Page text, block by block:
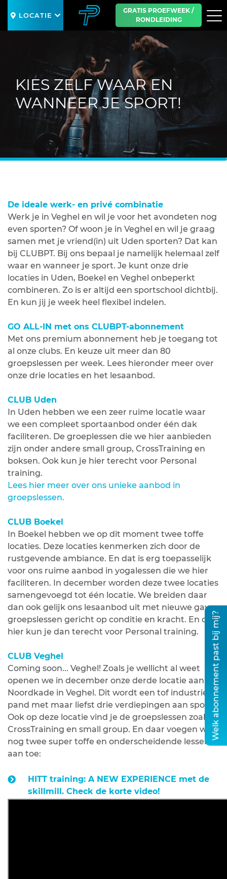
LOCATIE
GRATIS PROEFWEEK /
RONDLEIDING
KIES ZELF WAAR EN
WANNEER JE SPORT!
De ideale werk- en privé combinatie
Werk je in Veghel en wil je voor het avondeten nog
even sporten? Of woon je in Veghel en wil je graag
samen met je vriend(in) uit Uden sporten? Dat kan
bij CLUBPT. Bij ons bepaal je namelijk helemaal zelf
waar en wanneer je sport. Je kunt onze drie
locaties in Uden, Boekel en Veghel onbeperkt
combineren. Zo is er altijd een sportschool dichtbij.
En kun jij je week heel flexibel indelen.
GO ALL-IN met ons CLUBPT-abonnement
Met ons premium abonnement heb je toegang tot
al onze clubs. En keuze uit meer dan 80
groepslessen per week. Lees hieronder meer over
onze drie locaties en het lesaanbod.
CLUB Uden
In Uden hebben we een zeer ruime locatie waar
we een compleet sportaanbod onder één dak
faciliteren. De groeplessen die we hier aanbieden
zijn onder andere small group, CrossTraining en
boksen. Ook kun je hier terecht voor Personal
training.
Lees hier meer over ons unieke aanbod in
groepslessen.
CLUB Boekel
In Boekel hebben we op dit moment twee toffe
locaties. Deze locaties kenmerken zich door de
rustgevende ambiance. En dat is erg toepasselijk
voor ons ruime aanbod in yogalessen die we hier
faciliteren. In december worden deze twee locaties
samengevoegd tot één locatie. We breiden daar
dan ook gelijk ons lesaanbod uit met nieuwe gave
groepslessen gericht op conditie en kracht. En ook
hier kun je dan terecht voor Personal training.
CLUB Veghel
Coming soon... Veghel! Zoals je wellicht al weet
openen we in december onze derde locatie aan de
Noordkade in Veghel. Dit wordt een tof industrieel
pand met maar liefst drie verdiepingen aan sport.
Ook op deze locatie vind je de groepslessen zoals
CrossTraining en small group. En daar voegen we
nog twee super toffe en onderscheidende lessen
aan toe:
HITT training: A NEW EXPERIENCE met de
skillmill. Check de korte video!
Welk abonnement past bij mij?
SLUIT